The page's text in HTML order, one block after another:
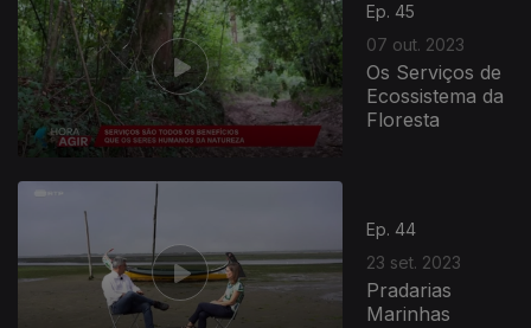
Ep. 45
07 out. 2023
Os Serviços de
Ecossistema da
Floresta
Ep. 44
23 set. 2023
Pradarias
Marinhas